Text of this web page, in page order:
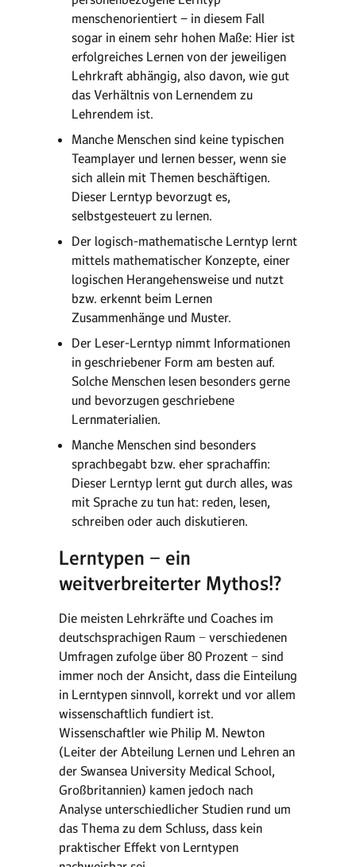
menschenorientiert − in diesem Fall
sogar in einem sehr hohen Maße: Hier ist
erfolgreiches Lernen von der jeweiligen
Lehrkraft abhängig, also davon, wie gut
das Verhältnis von Lernendem zu
Lehrendem ist.
Manche Menschen sind keine typischen
Teamplayer und lernen besser, wenn sie
sich allein mit Themen beschäftigen.
Dieser Lerntyp bevorzugt es,
selbstgesteuert zu lernen.
Der logisch-mathematische Lerntyp lernt
mittels mathematischer Konzepte, einer
logischen Herangehensweise und nutzt
bzw. erkennt beim Lernen
Zusammenhänge und Muster.
Der Leser-Lerntyp nimmt Informationen
in geschriebener Form am besten auf.
Solche Menschen lesen besonders gerne
und bevorzugen geschriebene
Lernmaterialien.
Manche Menschen sind besonders
sprachbegabt bzw. eher sprachaffin:
Dieser Lerntyp lernt gut durch alles, was
mit Sprache zu tun hat: reden, lesen,
schreiben oder auch diskutieren.
Lerntypen − ein
weitverbreiterter Mythos!?
Die meisten Lehrkräfte und Coaches im
deutschsprachigen Raum − verschiedenen
Umfragen zufolge über 80 Prozent − sind
immer noch der Ansicht, dass die Einteilung
in Lerntypen sinnvoll, korrekt und vor allem
wissenschaftlich fundiert ist.
Wissenschaftler wie Philip M. Newton
(Leiter der Abteilung Lernen und Lehren an
der Swansea University Medical School,
Großbritannien) kamen jedoch nach
Analyse unterschiedlicher Studien rund um
das Thema zu dem Schluss, dass kein
praktischer Effekt von Lerntypen